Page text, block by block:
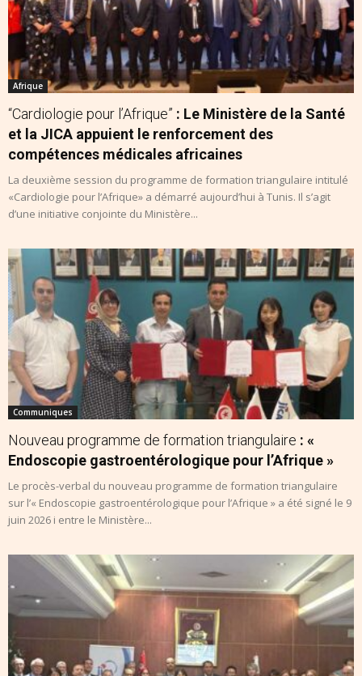
Afrique
“Cardiologie pour l’Afrique” : Le Ministère de la Santé
et la JICA appuient le renforcement des
compétences médicales africaines
La deuxième session du programme de formation triangulaire intitulé
«Cardiologie pour l’Afrique» a démarré aujourd’hui à Tunis. Il s’agit
d’une initiative conjointe du Ministère...
Communiques
Nouveau programme de formation triangulaire : «
Endoscopie gastroentérologique pour l’Afrique »
Le procès-verbal du nouveau programme de formation triangulaire
sur l’« Endoscopie gastroentérologique pour l’Afrique » a été signé le 9
juin 2026 i entre le Ministère...